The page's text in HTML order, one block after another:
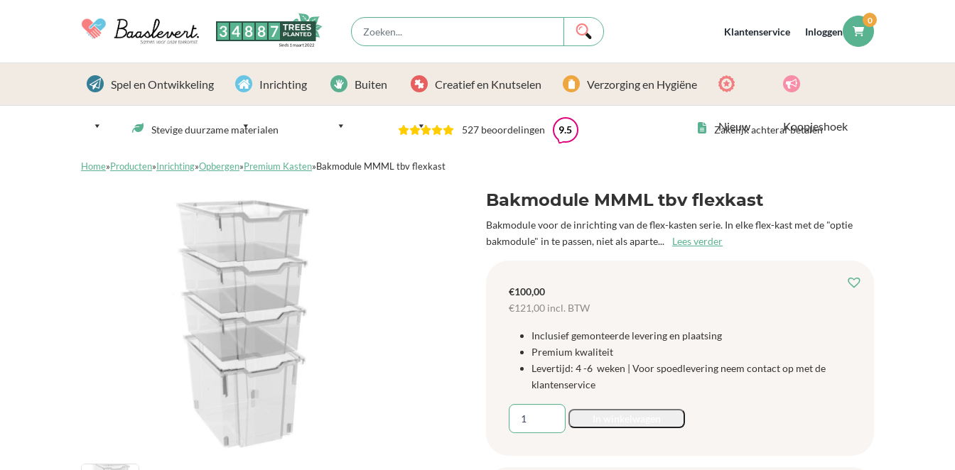
3 4 8 8 7 TREES
PLANTED
Sinds 1 maart 2022
Klantenservice Inloggen
0
Spel en Ontwikkeling Inrichting Buiten Creatief en Knutselen Verzorging en Hygiëne
Nieuw Koopjeshoek
Stevige duurzame materialen 527 beoordelingen 9.5 Zakelijk achteraf betalen
Home» Producten» Inrichting»Opbergen» Premium Kasten» Bakmodule MMML tbv flexkast
Bakmodule MMML tbv flexkast
Bakmodule voor de inrichting van de flex-kasten serie. In elke flex-kast met de "optie
bakmodule" in te passen, niet als aparte...
Lees verder
€100,00
€121,00 incl. BTW
Inclusief gemonteerde levering en plaatsing
Premium kwaliteit
Levertijd: 4 -6 weken | Voor spoedlevering neem contact op met de
klantenservice
Bakmodule
MMML